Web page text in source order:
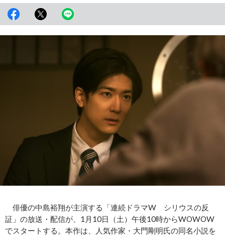
俳優の中島裕翔が主演する「連続ドラマW シリウスの反
証」の放送・配信が、1月10日（土）午後10時からWOWOW
でスタートする。本作は、人気作家・大門剛明氏の同名小説を